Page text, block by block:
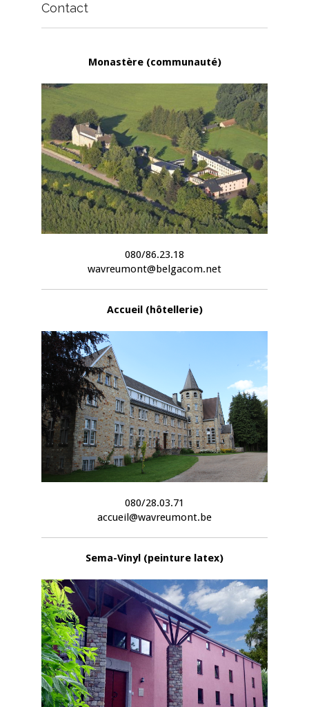
Contact
Monastère (communauté)
080/86.23.18
wavreumont@belgacom.net
Accueil (hôtellerie)
080/28.03.71
accueil@wavreumont.be
Sema-Vinyl (peinture latex)